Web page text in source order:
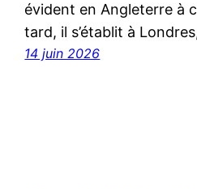
évident en Angleterre à
tard, il s’établit à
14 juin 2026